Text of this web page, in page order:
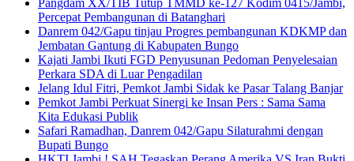
Pangdam XX/TIB Tutup TMMD ke-127 Kodim 0415/Jambi,
Percepat Pembangunan di Batanghari
Danrem 042/Gapu tinjau Progres pembangunan KDKMP dan
Jembatan Gantung di Kabupaten Bungo
Kajati Jambi Ikuti FGD Penyusunan Pedoman Penyelesaian
Perkara SDA di Luar Pengadilan
Jelang Idul Fitri, Pemkot Jambi Sidak ke Pasar Talang Banjar
Pemkot Jambi Perkuat Sinergi ke Insan Pers : Sama Sama
Kita Edukasi Publik
Safari Ramadhan, Danrem 042/Gapu Silaturahmi dengan
Bupati Bungo